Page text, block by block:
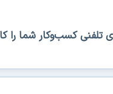
تلفنی کسب‌وکار شما